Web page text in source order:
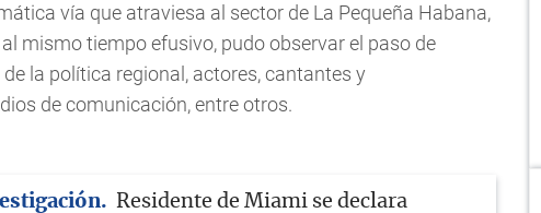
vía que atraviesa al sector de La Pequeña Habana,
mismo tiempo efusivo, pudo observar el paso de
la política regional, actores, cantantes y
de comunicación, entre otros.
Residente de Miami se declara